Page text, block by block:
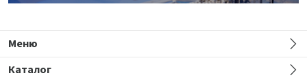
Меню
Каталог